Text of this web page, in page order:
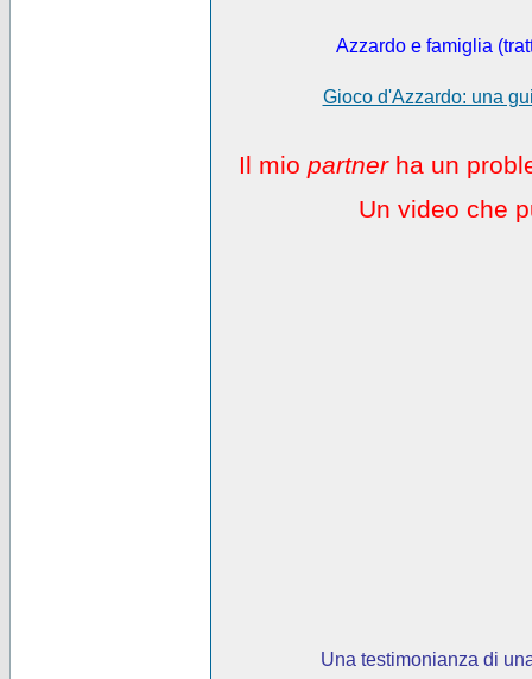
Azzardo e famiglia
Gioco d'Azzardo: una
Il mio partnerha un
Un video che
Una testimonianza di